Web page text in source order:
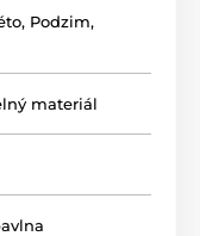
, Podzim,
materiál